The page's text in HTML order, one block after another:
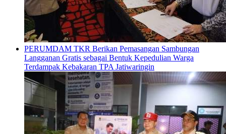
PERUMDAM TKR Berikan Pemasangan Sambungan
Langganan Gratis sebagai Bentuk Kepedulian Warga
Terdampak Kebakaran TPA Jatiwaringin